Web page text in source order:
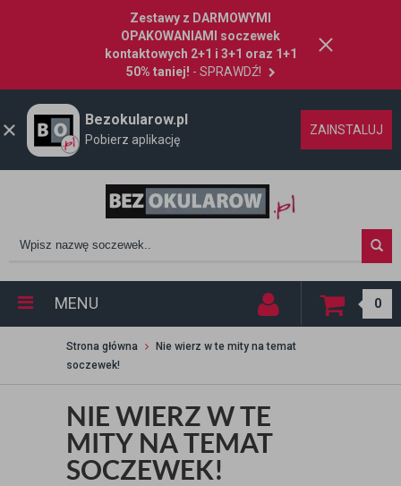
Zestawy z DARMOWYMI
OPAKOWANIAMI soczewek
kontaktowych 2+1 i 3+1 oraz 1+1
50% taniej! - SPRAWDŹ!
Bezokularow.pl
Pobierz aplikację
ZAINSTALUJ
MENU 0
Strona główna
Nie wierz w te mity na temat
soczewek!
NIE WIERZ W TE
MITY NA TEMAT
SOCZEWEK!